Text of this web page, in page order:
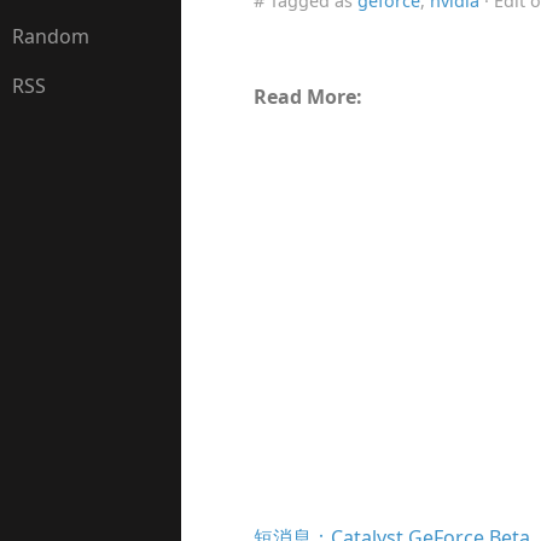
Random
RSS
Read More: